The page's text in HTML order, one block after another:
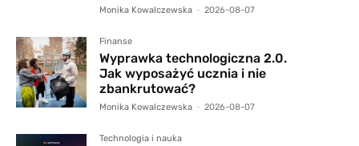
Monika Kowalczewska - 2026-08-07
Finanse
Wyprawka technologiczna 2.0.
Jak wyposażyć ucznia i nie
zbankrutować?
Monika Kowalczewska - 2026-08-07
Technologia i nauka